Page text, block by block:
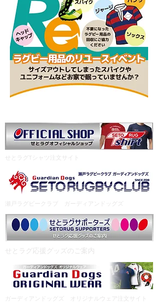
​せとラグTシャツ注文サイト
瀬戸ラグビークラブ ガーディアンドッグズ
​せとラグ応援グッズのご案内
ガーディアンドッグズ オリジナルウェア注文サイト